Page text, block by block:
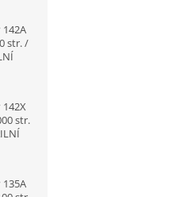
142A
str. /
142X
str.
135A